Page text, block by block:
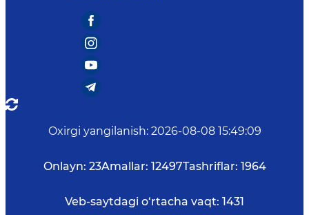
Oxirgi yangilanish: 2026-08-08 15:49:09
Onlayn: 23Amallar: 12497Tashriflar: 1964
Veb-saytdagi o‘rtacha vaqt: 1431